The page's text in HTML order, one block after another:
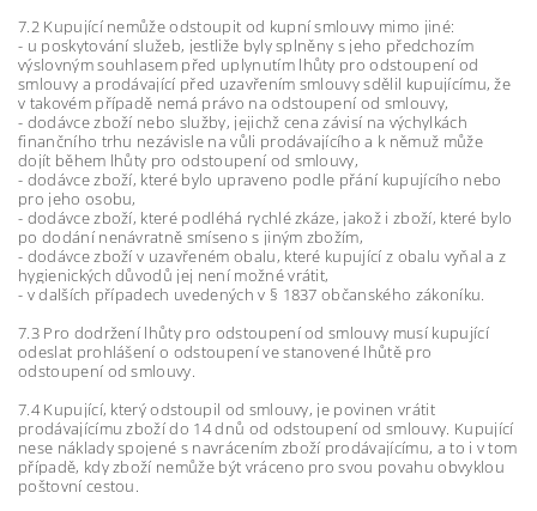
7.2 Kupující nemůže odstoupit od kupní smlouvy mimo jiné:
- u poskytování služeb, jestliže byly splněny s jeho předchozím
výslovným souhlasem před uplynutím lhůty pro odstoupení od
smlouvy a prodávající před uzavřením smlouvy sdělil kupujícímu, že
v takovém případě nemá právo na odstoupení od smlouvy,
- dodávce zboží nebo služby, jejichž cena závisí na výchylkách
finančního trhu nezávisle na vůli prodávajícího a k němuž může
dojít během lhůty pro odstoupení od smlouvy,
- dodávce zboží, které bylo upraveno podle přání kupujícího nebo
pro jeho osobu,
- dodávce zboží, které podléhá rychlé zkáze, jakož i zboží, které bylo
po dodání nenávratně smíseno s jiným zbožím,
- dodávce zboží v uzavřeném obalu, které kupující z obalu vyňal a z
hygienických důvodů jej není možné vrátit,
- v dalších případech uvedených v § 1837 občanského zákoníku.
7.3 Pro dodržení lhůty pro odstoupení od smlouvy musí kupující
odeslat prohlášení o odstoupení ve stanovené lhůtě pro
odstoupení od smlouvy.
7.4 Kupující, který odstoupil od smlouvy, je povinen vrátit
prodávajícímu zboží do 14 dnů od odstoupení od smlouvy. Kupující
nese náklady spojené s navrácením zboží prodávajícímu, a to i v tom
případě, kdy zboží nemůže být vráceno pro svou povahu obvyklou
poštovní cestou.